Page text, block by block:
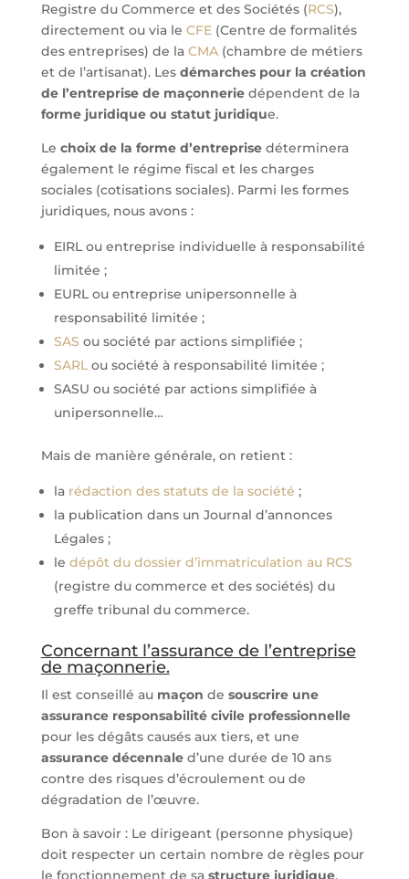
Registre du Commerce et des Sociétés (RCS),
directement ou via le CFE (Centre de formalités
des entreprises) de la CMA(chambre de métiers
et de l’artisanat). Les démarches pour la création
de l’entreprise de maçonneriedépendent de la
forme juridique ou statut juridique.
Le choix de la forme d’entreprisedéterminera
également le régime fiscal et les charges
sociales (cotisations sociales). Parmi les formes
juridiques, nous avons :
EIRL ou entreprise individuelle à responsabilité
limitée ;
EURL ou entreprise unipersonnelle à
responsabilité limitée ;
SAS ou société par actions simplifiée ;
SARLou société à responsabilité limitée ;
SASU ou société par actions simplifiée à
unipersonnelle…
Mais de manière générale, on retient :
la rédaction des statuts de la société ;
la publication dans un Journal d’annonces
Légales ;
le dépôt du dossier d’immatriculation au RCS
(registre du commerce et des sociétés) du
greffe tribunal du commerce.
Concernant l’assurance de l’entreprise
de maçonnerie.
Il est conseillé au maçon de souscrire une
assurance responsabilité civile professionnelle
pour les dégâts causés aux tiers, et une
assurance décennaled’une durée de 10 ans
contre des risques d’écroulement ou de
dégradation de l’œuvre.
Bon à savoir : Le dirigeant (personne physique)
doit respecter un certain nombre de règles pour
le fonctionnement de sa structure juridique,